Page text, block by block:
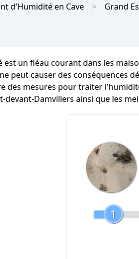
d'Humidité en Cave Grand
est un fléau courant dans les
peut causer des conséquences
des mesures pour traiter
devant-Damvillers ainsi que les
1